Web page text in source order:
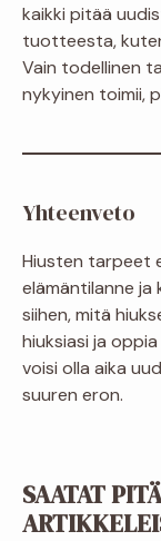
kaikki pitää
tuotteesta,
Vain todellinen
nykyinen toimii,
Yhteenveto
Hiusten tarpeet
elämäntilanne
siihen, mitä
hiuksiasi ja
voisi olla aika
suuren eron.
SAATAT